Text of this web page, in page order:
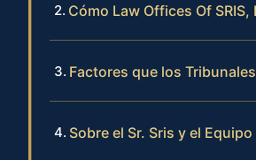
Cómo Law Offices Of
Factores que los
Sobre el Sr. Sris y el